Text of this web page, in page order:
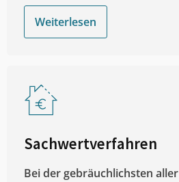
Weiterlesen
Sachwertverfahren
Bei der gebräuchlichsten